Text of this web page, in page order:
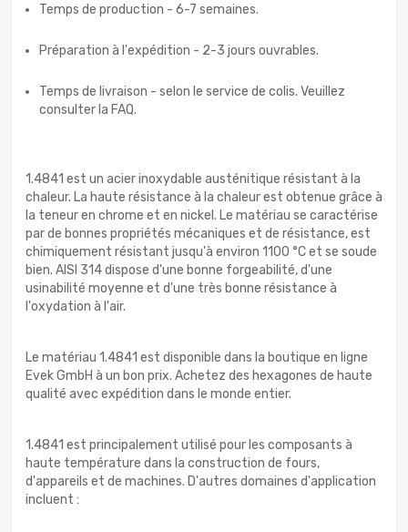
Temps de production - 6-7 semaines.
Préparation à l'expédition - 2-3 jours ouvrables.
Temps de livraison - selon le service de colis. Veuillez
consulter la FAQ.
1.4841 est un acier inoxydable austénitique résistant à la
chaleur. La haute résistance à la chaleur est obtenue grâce à
la teneur en chrome et en nickel. Le matériau se caractérise
par de bonnes propriétés mécaniques et de résistance, est
chimiquement résistant jusqu'à environ 1100 °C et se soude
bien. AISI 314 dispose d'une bonne forgeabilité, d'une
usinabilité moyenne et d'une très bonne résistance à
l'oxydation à l'air.
Le matériau 1.4841 est disponible dans la boutique en ligne
Evek GmbH à un bon prix. Achetez des hexagones de haute
qualité avec expédition dans le monde entier.
1.4841 est principalement utilisé pour les composants à
haute température dans la construction de fours,
d'appareils et de machines. D'autres domaines d'application
incluent :